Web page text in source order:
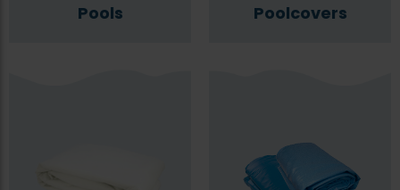
Pools Poolcovers